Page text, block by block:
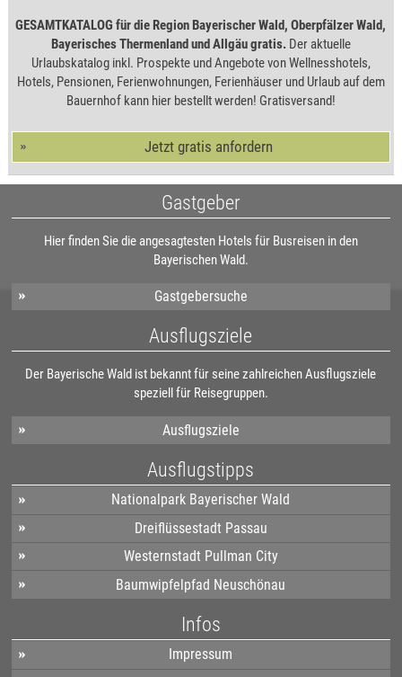
GESAMTKATALOG für die Region Bayerischer Wald, Oberpfälzer Wald,
Bayerisches Thermenland und Allgäu gratis. Der aktuelle
Urlaubskatalog inkl. Prospekte und Angebote von Wellnesshotels,
Hotels, Pensionen, Ferienwohnungen, Ferienhäuser und Urlaub auf dem
Bauernhof kann hier bestellt werden! Gratisversand!
Jetzt gratis anfordern
Gastgeber
Hier finden Sie die angesagtesten Hotels für Busreisen in den
Bayerischen Wald.
Gastgebersuche
Ausflugsziele
Der Bayerische Wald ist bekannt für seine zahlreichen Ausflugsziele
speziell für Reisegruppen.
Ausflugsziele
Ausflugstipps
Nationalpark Bayerischer Wald
Dreiflüssestadt Passau
Westernstadt Pullman City
Baumwipfelpfad Neuschönau
Infos
Impressum